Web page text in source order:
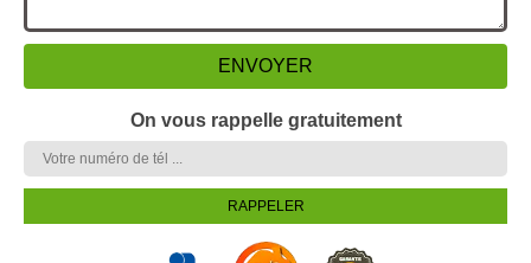
On vous rappelle gratuitement